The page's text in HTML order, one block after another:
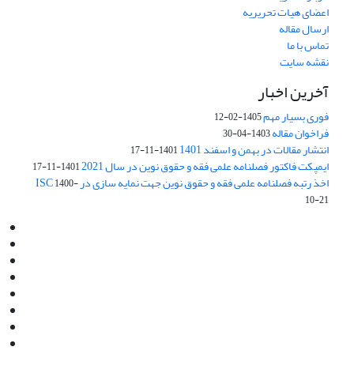
اعضای هیات تحریریه
ارسال مقاله
تماس با ما
نقشه سایت
آخرین اخبار
فوری بسیار مهم1405-02-12
فراخوان مقاله1403-04-30
انتشار مقالات در بهمن و اسفند 1401 1401-11-17
ایمپکت فاکتور فصلنامه علمی فقه و حقوق نوین در سال 2021 1401-11-17
اخذ رتبه فصلنامه علمی فقه و حقوق نوین جهت نمایه سازی در ISC1400-
10-21